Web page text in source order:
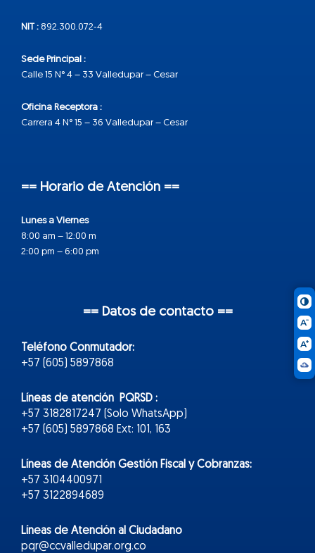
NIT : 892.300.072-4
Sede Principal :
Calle 15 N° 4 – 33 Valledupar – Cesar
Oficina Receptora :
Carrera 4 N° 15 – 36 Valledupar – Cesar
== Horario de Atención ==
Lunes a Viernes
8:00 am – 12:00 m
2:00 pm – 6:00 pm
== Datos de contacto ==
Teléfono Conmutador:
+57 (605) 5897868
Líneas de atención PQRSD :
+57 3182817247 (Solo WhatsApp)
+57 (605) 5897868 Ext: 101, 163
Líneas de Atención Gestión Fiscal y Cobranzas:
+57 3104400971
+57 3122894689
Líneas de Atención al Ciudadano
pqr@ccvalledupar.org.co